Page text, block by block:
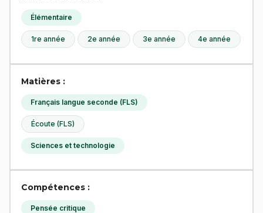
Élémentaire
1re année 2e année 3e année 4e année
Matières :
Français langue seconde (FLS)
Écoute (FLS)
Sciences et technologie
Compétences :
Pensée critique